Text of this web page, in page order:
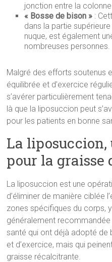
jonction entre la
« Bosse de bison » :
dans la partie
nuque, est également
nombreuses personnes.
Malgré des efforts soutenus
équilibrée et d’exercice
s’avérer particulièrement
là que la liposuccion peut
pour les patients en bonne
La liposuccion,
pour la graisse
La liposuccion est une
d’éliminer de manière ciblée
zones spécifiques du corps,
généralement
santé qui ont déjà adopté de
et d’exercice, mais qui
graisse récalcitrante.